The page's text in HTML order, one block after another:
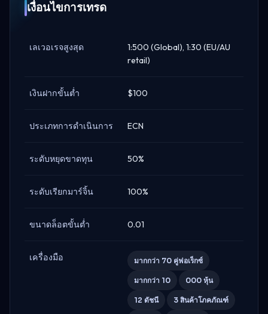
เงื่อนไขการเทรด
เลเวอเรจสูงสุด
1:500 (Global), 1:30 (EU/AU
retail)
เงินฝากขั้นต่ำ $100
ประเภทการดำเนินการ ECN
ระดับหยุดขาดทุน 50%
ระดับเรียกมาร์จิ้น 100%
ขนาดล็อตขั้นต่ำ 0.01
เครื่องมือ มากกว่า 70 คู่ฟอเร็กซ์
มากกว่า 10 000 หุ้น
12 ดัชนี 3 สินค้าโภคภัณฑ์